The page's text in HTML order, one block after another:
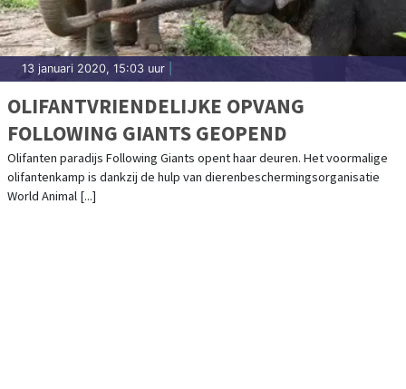
13 januari 2020, 15:03 uur
OLIFANTVRIENDELIJKE OPVANG
FOLLOWING GIANTS GEOPEND
Olifanten paradijs Following Giants opent haar deuren. Het voormalige
olifantenkamp is dankzij de hulp van dierenbeschermingsorganisatie
World Animal [...]